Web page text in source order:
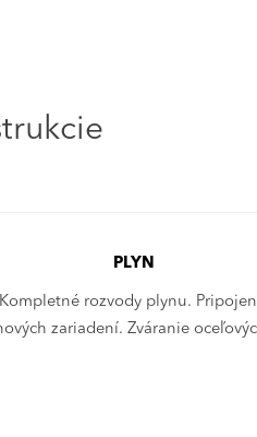
PLYN
Kompletné rozvody plynu.
zariadení. Zváranie